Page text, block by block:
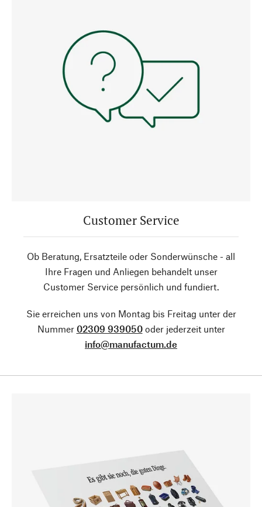
Customer Service
Ob Beratung, Ersatzteile oder Sonderwünsche - all
Ihre Fragen und Anliegen behandelt unser
Customer Service persönlich und fundiert.
Sie erreichen uns von Montag bis Freitag unter der
Nummer 02309 939050oder jederzeit unter
info@manufactum.de